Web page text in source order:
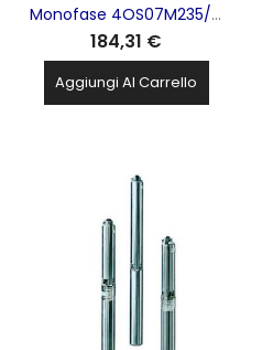
Monofase 4OS07M235/C
LOWARA - 4OS07M235/C
184,31 €
Aggiungi Al Carrello